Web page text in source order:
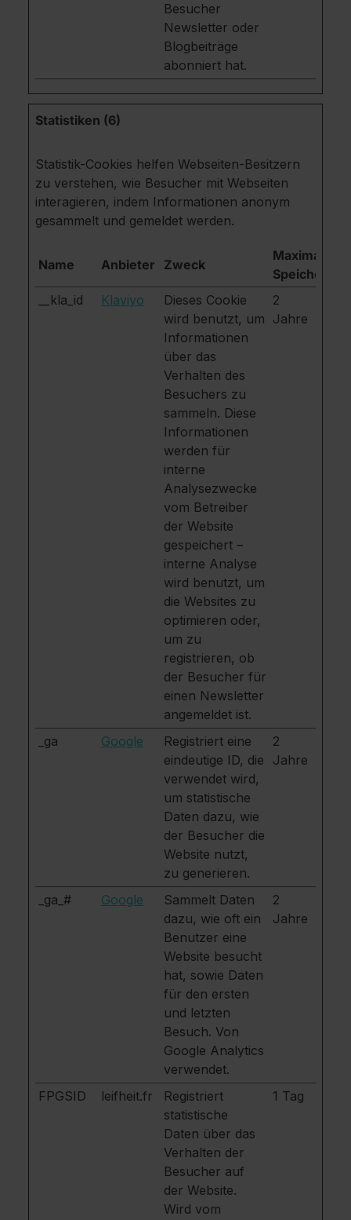
Besucher
Newsletter oder
Blogbeiträge
abonniert hat.
Statistiken (6)
Statistik-Cookies helfen Webseiten-Besitzern
zu verstehen, wie Besucher mit Webseiten
interagieren, indem Informationen anonym
gesammelt und gemeldet werden.
Name Anbieter Zweck
Maximale
__kla_id
Klaviyo
Dieses Cookie
wird benutzt, um
Informationen
über das
Verhalten des
Besuchers zu
sammeln. Diese
Informationen
werden für
interne
Analysezwecke
vom Betreiber
der Website
gespeichert –
interne Analyse
wird benutzt, um
die Websites zu
optimieren oder,
um zu
registrieren, ob
der Besucher für
einen Newsletter
angemeldet ist.
2
Jahre
_ga Google
Registriert eine
eindeutige ID, die
verwendet wird,
um statistische
Daten dazu, wie
der Besucher die
Website nutzt,
zu generieren.
2
Jahre
_ga_# Google
Sammelt Daten
dazu, wie oft ein
Benutzer eine
Website besucht
hat, sowie Daten
für den ersten
und letzten
Besuch. Von
Google Analytics
verwendet.
2
Jahre
FPGSID leifheit.fr
Registriert
statistische
Daten über das
Verhalten der
Besucher auf
der Website.
Wird vom
1 Tag